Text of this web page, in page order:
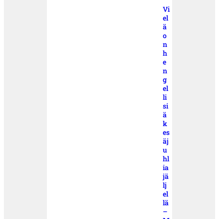
Vi
el
ä
o
n
h
e
n
g
el
li
si
ä
k
es
äj
u
hl
ia
jä
lj
el
lä
–